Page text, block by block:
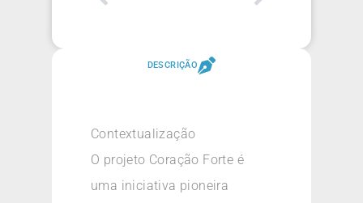
DESCRIÇÃO
Contextualização
O projeto Coração Forte é
uma iniciativa pioneira